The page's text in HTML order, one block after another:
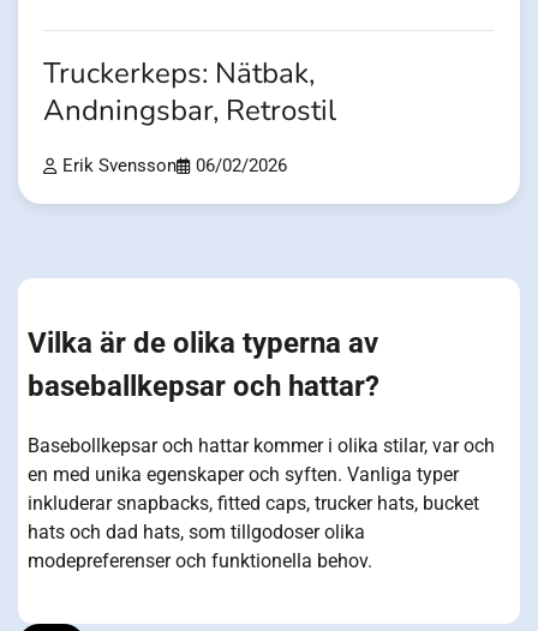
Truckerkeps: Nätbak,
Andningsbar, Retrostil
Erik Svensson 06/02/2026
Vilka är de olika typerna av
baseballkepsar och hattar?
Basebollkepsar och hattar kommer i olika stilar, var och
en med unika egenskaper och syften. Vanliga typer
inkluderar snapbacks, fitted caps, trucker hats, bucket
hats och dad hats, som tillgodoser olika
modepreferenser och funktionella behov.